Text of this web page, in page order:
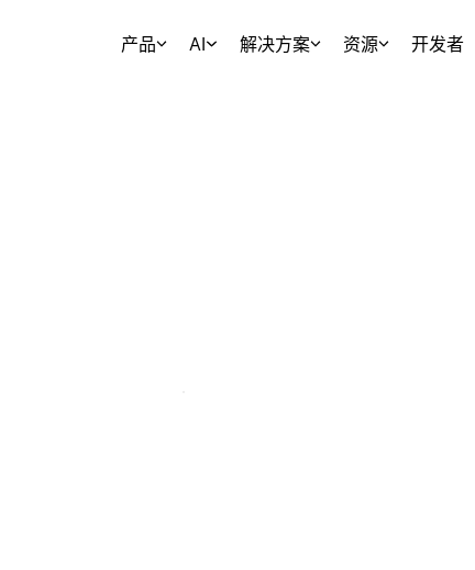
产品 AI 解决方案 资源 开发者